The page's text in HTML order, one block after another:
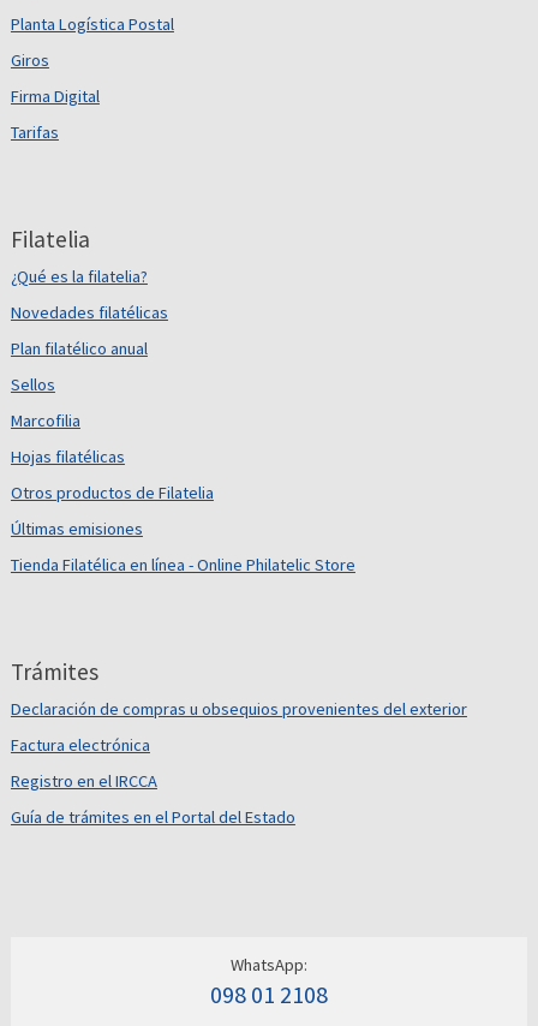
Planta Logística Postal
Giros
Firma Digital
Tarifas
Filatelia
¿Qué es la filatelia?
Novedades filatélicas
Plan filatélico anual
Sellos
Marcofilia
Hojas filatélicas
Otros productos de Filatelia
Últimas emisiones
Tienda Filatélica en línea - Online Philatelic Store
Trámites
Declaración de compras u obsequios provenientes del exterior
Factura electrónica
Registro en el IRCCA
Guía de trámites en el Portal del Estado
WhatsApp:
098 01 2108